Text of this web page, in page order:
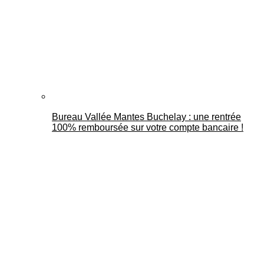
Bureau Vallée Mantes Buchelay : une rentrée
100% remboursée sur votre compte bancaire !